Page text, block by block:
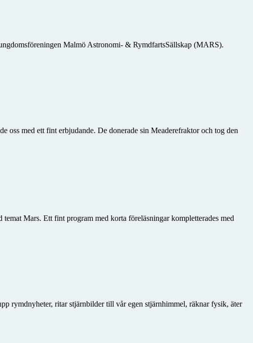
Malmö Astronomi- & RymdfartsSällskap (MARS).
oss med ett fint erbjudande. De donerade sin Meaderefraktor och tog den
Mars. Ett fint program med korta föreläsningar kompletterades med
rymdnyheter, ritar stjärnbilder till vår egen stjärnhimmel, räknar fysik, äter